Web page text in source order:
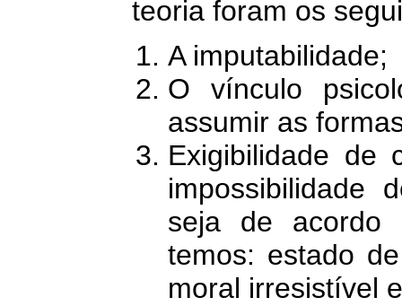
teoria foram os
A imputabilidade;
O vínculo
assumir as
Exigibilidade de
impossibilidade
seja de acordo
temos: estado
moral irresistível